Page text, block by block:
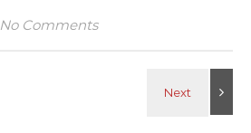
No Comments